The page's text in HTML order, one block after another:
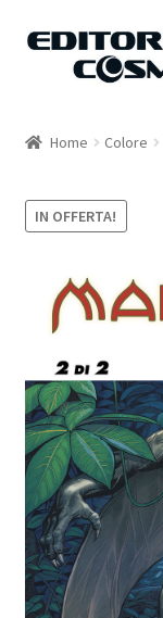
Vai
Vai
Carrello
Il mio account
Home Colore
IN OFFERTA!